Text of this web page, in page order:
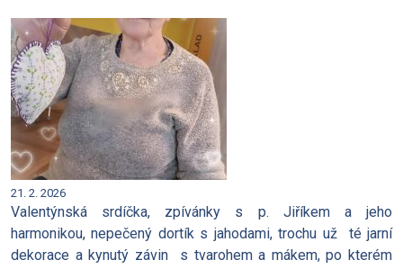
Únor u nás
21. 2. 2026
Valentýnská srdíčka, zpívánky s p. Jiříkem a jeho
harmonikou, nepečený dortík s jahodami, trochu už té jarní
dekorace a kynutý závin s tvarohem a mákem, po kterém